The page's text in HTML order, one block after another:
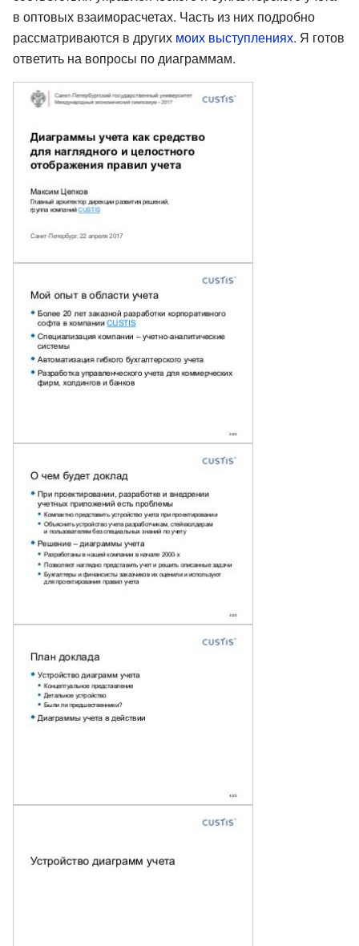
в оптовых взаиморасчетах. Часть из них подробно
рассматриваются в других моих выступлениях. Я готов
ответить на вопросы по диаграммам.